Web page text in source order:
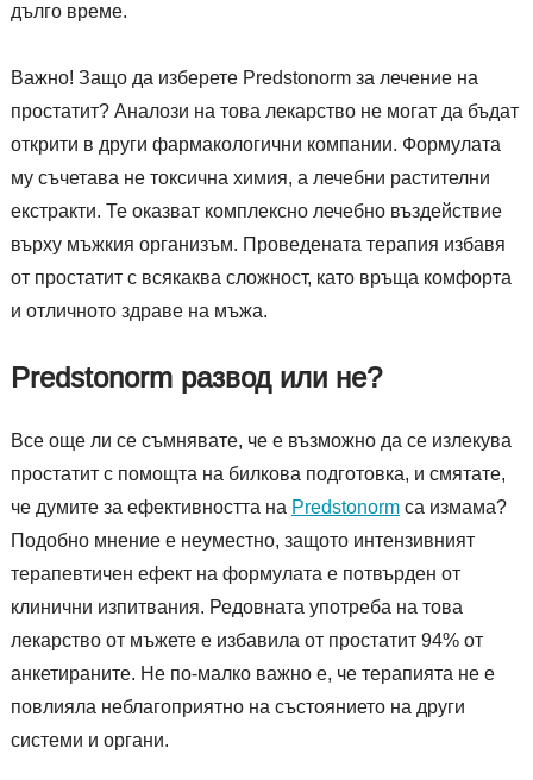
дълго време.
Важно! Защо да изберете Predstonorm за лечение на
простатит? Аналози на това лекарство не могат да бъдат
открити в други фармакологични компании. Формулата
му съчетава не токсична химия, а лечебни растителни
екстракти. Те оказват комплексно лечебно въздействие
върху мъжкия организъм. Проведената терапия избавя
от простатит с всякаква сложност, като връща комфорта
и отличното здраве на мъжа.
Predstonorm развод или не?
Все още ли се съмнявате, че е възможно да се излекува
простатит с помощта на билкова подготовка, и смятате,
че думите за ефективността на Predstonormса измама?
Подобно мнение е неуместно, защото интензивният
терапевтичен ефект на формулата е потвърден от
клинични изпитвания. Редовната употреба на това
лекарство от мъжете е избавила от простатит 94% от
анкетираните. Не по-малко важно е, че терапията не е
повлияла неблагоприятно на състоянието на други
системи и органи.